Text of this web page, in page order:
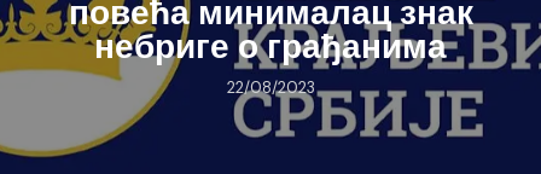
повећа минималац знак
небриге о грађанима
22/08/2023